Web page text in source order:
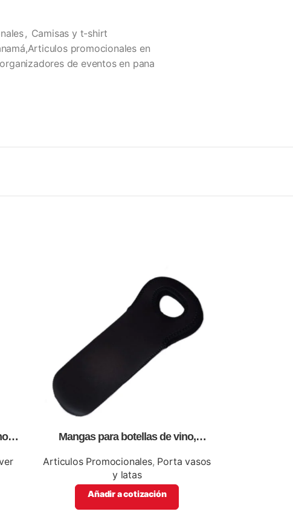
, Camisas y t-shirt
promocionales en
de eventos en pana
Mangas para botellas de vino,
color.
Articulos Promocionales, Porta vasos
y latas
Añadir a cotización